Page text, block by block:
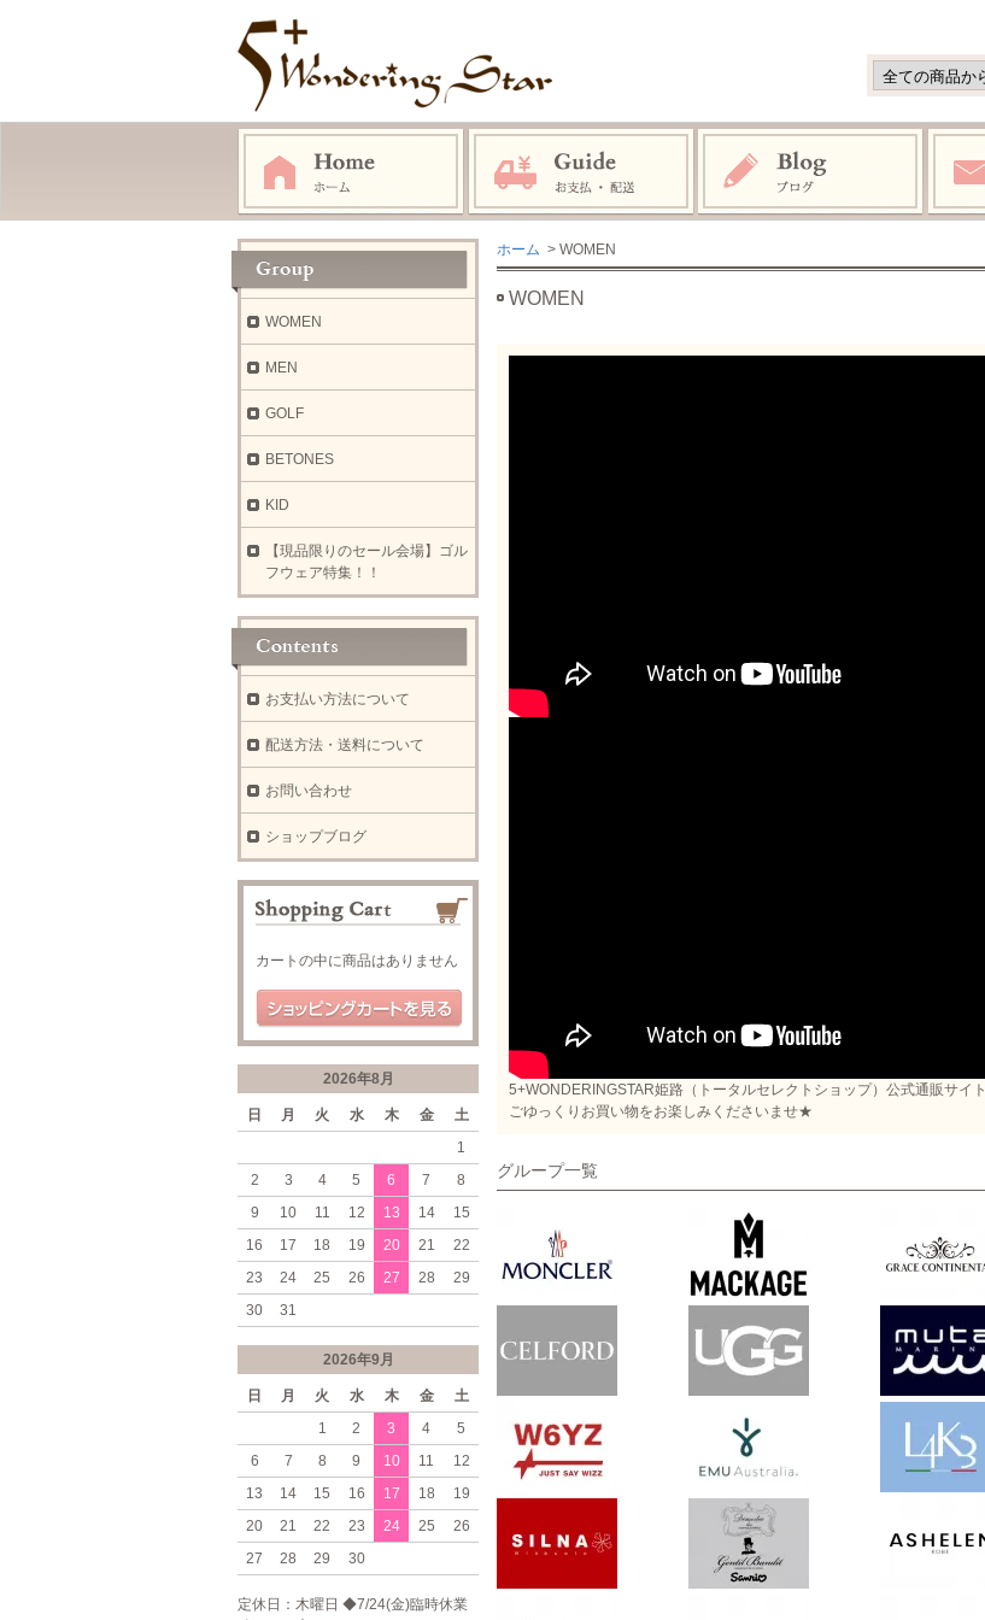
ホーム > WOMEN
WOMEN
5+WONDERINGSTAR姫路（トータルセレクトショップ）公式通販サイト
ごゆっくりお買い物をお楽しみくださいませ★
グループ一覧
WOMEN
MEN
GOLF
BETONES
KID
【現品限りのセール会場】ゴル
フウェア特集！！
お支払い方法について
配送方法・送料について
お問い合わせ
ショップブログ
カートの中に商品はありません
2026年8月
日 月 火 水 木 金
土
1
2
3 4 5 6 7
8
9
10 11 12 13 14
15
16
17 18 19 20 21
22
23
24 25 26 27 28
29
30
31
2026年9月
日 月 火 水 木 金
土
1
2 3 4
5
6
7 8 9 10 11
12
13
14 15 16 17 18
19
20
21 22 23 24 25
26
27
28 29 30
定休日：木曜日 ◆7/24(金)臨時休業